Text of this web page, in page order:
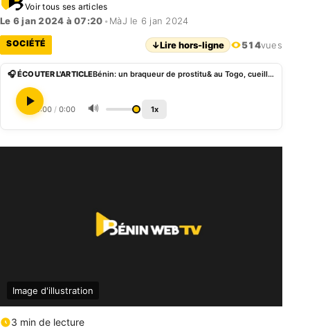
Voir tous ses articles
Le 6 jan 2024 à 07:20 • MàJ le 6 jan 2024
SOCIÉTÉ ↓Lire hors-ligne 514vues
🎧 ÉCOUTER L'ARTICLE Bénin: un braqueur de prostitu& au Togo, cueilli dans un hôtel à Cotonou
0:00 / 0:00 🔊 1x
Image d'illustration
3 min de lecture